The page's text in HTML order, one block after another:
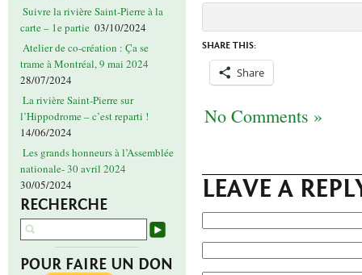
Suivre la rivière Saint-Pierre à la
carte – 1e partie 03/10/2024
Atelier de co-création : Ça se
trame à Montréal, 9 mai 2024
28/07/2024
La rivière Saint-Pierre sur
l’Hippodrome – c’est reparti !
14/06/2024
Les grands honneurs à l’Assemblée
nationale- 30 avril 2024
30/05/2024
RECHERCHE
POUR FAIRE UN DON
SHARE THIS:
Share
No Comments »
LEAVE A